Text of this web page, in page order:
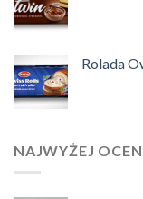
Rolada
NAJWYŻEJ